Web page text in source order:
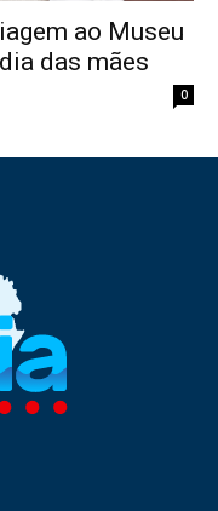
ao Museu
das mães
0